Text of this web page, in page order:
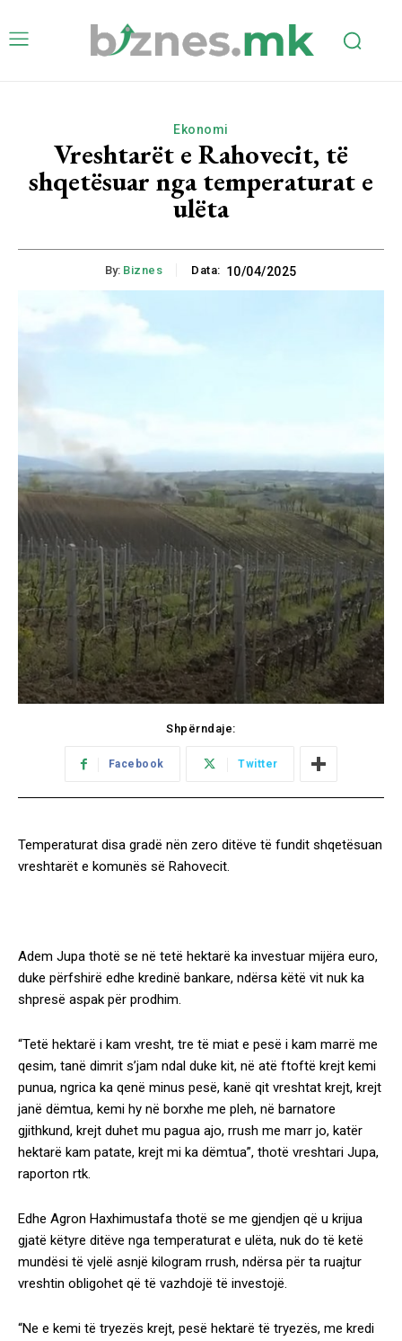
Ekonomi
Vreshtarët e Rahovecit, të
shqetësuar nga temperaturat e
ulëta
By: Biznes Data: 10/04/2025
Shpërndaje:
Facebook Twitter
Temperaturat disa gradë nën zero ditëve të fundit shqetësuan
vreshtarët e komunës së Rahovecit.
Adem Jupa thotë se në tetë hektarë ka investuar mijëra euro,
duke përfshirë edhe kredinë bankare, ndërsa këtë vit nuk ka
shpresë aspak për prodhim.
“Tetë hektarë i kam vresht, tre të miat e pesë i kam marrë me
qesim, tanë dimrit s’jam ndal duke kit, në atë ftoftë krejt kemi
punua, ngrica ka qenë minus pesë, kanë qit vreshtat krejt, krejt
janë dëmtua, kemi hy në borxhe me pleh, në barnatore
gjithkund, krejt duhet mu pagua ajo, rrush me marr jo, katër
hektarë kam patate, krejt mi ka dëmtua”, thotë vreshtari Jupa,
raporton rtk.
Edhe Agron Haxhimustafa thotë se me gjendjen që u krijua
gjatë këtyre ditëve nga temperaturat e ulëta, nuk do të ketë
mundësi të vjelë asnjë kilogram rrush, ndërsa për ta ruajtur
vreshtin obligohet që të vazhdojë të investojë.
“Ne e kemi të tryezës krejt, pesë hektarë të tryezës, me kredi